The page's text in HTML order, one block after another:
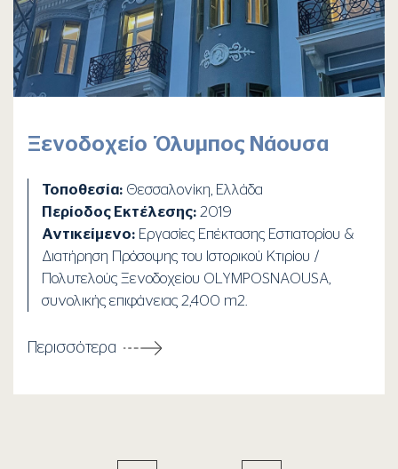
Ξενοδοχείο Όλυμπος Νάουσα
Τοποθεσία: Θεσσαλονίκη, Ελλάδα
Περίοδος Εκτέλεσης: 2019
Αντικείμενο: Εργασίες Επέκτασης Εστιατορίου &
Διατήρηση Πρόσοψης του Ιστορικού Κτιρίου /
Πολυτελούς Ξενοδοχείου OLYMPOSNAOUSA,
συνολικής επιφάνειας 2,400 m2. ​
Περισσότερα